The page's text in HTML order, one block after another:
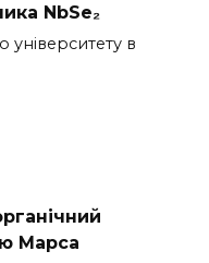
NbSe₂
університету в
Марса